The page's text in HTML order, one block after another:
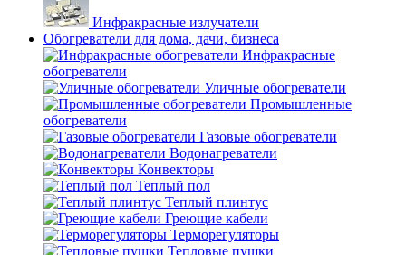
Инфракрасные излучатели
Обогреватели для дома, дачи, бизнеса
Инфракрасные
обогреватели
Уличные обогреватели
Промышленные
обогреватели
Газовые обогреватели
Водонагреватели
Конвекторы
Теплый пол
Теплый плинтус
Греющие кабели
Терморегуляторы
Тепловые пушки